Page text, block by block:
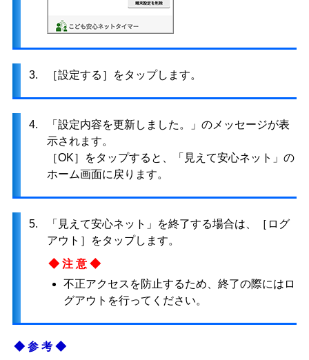
3. ［設定する］をタップします。
4.
「設定内容を更新しました。」のメッセージが表
示されます。
［OK］をタップすると、「見えて安心ネット」の
ホーム画面に戻ります。
5.
「見えて安心ネット」を終了する場合は、［ログ
アウト］をタップします。
◆注意◆
不正アクセスを防止するため、終了の際にはロ
グアウトを行ってください。
◆参考◆